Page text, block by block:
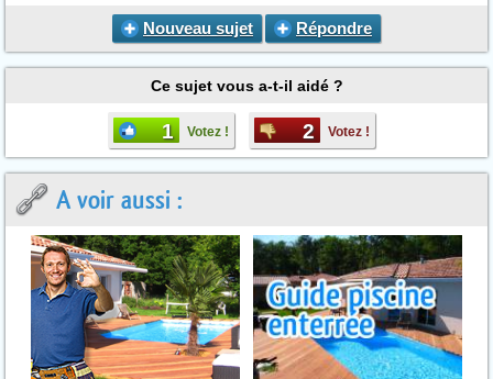
Nouveau sujet Répondre
Ce sujet vous a-t-il aidé ?
1 Votez ! 2 Votez !
A voir aussi :